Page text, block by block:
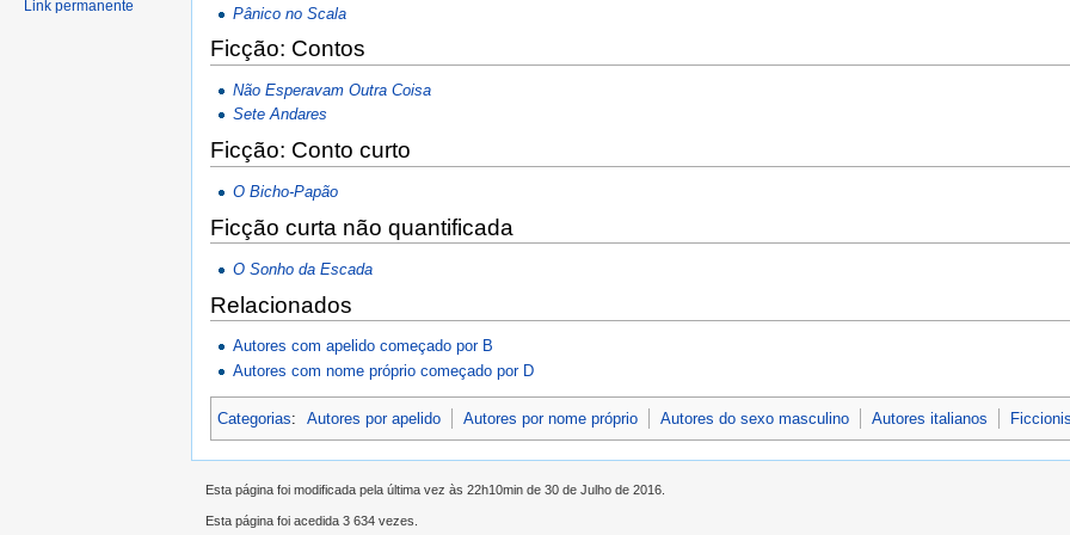
Pânico no Scala
Ficção: Contos
Não Esperavam Outra Coisa
Sete Andares
Ficção: Conto curto
O Bicho-Papão
Ficção curta não quantificada
O Sonho da Escada
Relacionados
Autores com apelido começado por B
Autores com nome próprio começado por D
Categorias: Autores por apelido Autores por nome próprio Autores do sexo masculino Autores italianos
Link permanente
Esta página foi modificada pela última vez às 22h10min de 30 de Julho de 2016.
Esta página foi acedida 3 634 vezes.